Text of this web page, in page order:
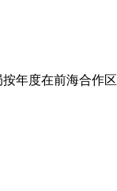
年度在前海合作